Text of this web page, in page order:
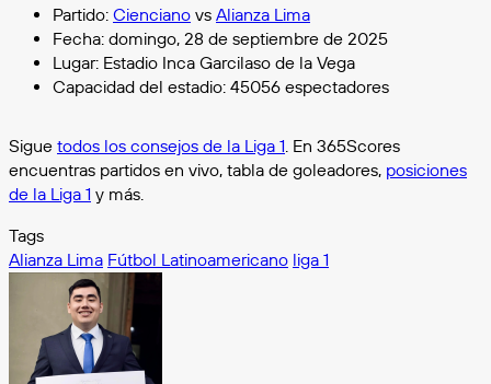
Partido: Cienciano vs Alianza Lima
Fecha: domingo, 28 de septiembre de 2025
Lugar: Estadio Inca Garcilaso de la Vega
Capacidad del estadio: 45056 espectadores
Sigue todos los consejos de la Liga 1. En 365Scores
encuentras partidos en vivo, tabla de goleadores, posiciones
de la Liga 1 y más.
Tags
Alianza Lima Fútbol Latinoamericano liga 1